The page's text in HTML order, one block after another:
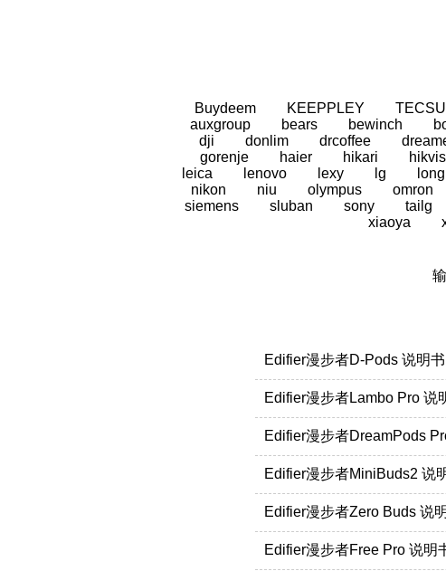
Buydeem KEEPPLEY
auxgroup
bears bewinch
dji
donlim drcoffee
gorenje
haier hikari
leica
lenovo lexy lg
nikon
niu olympus omron
siemens
sluban sony tailg
xiaoya
Edifier漫步者D-Pods 说明书
Edifier漫步者Lambo Pro 说
Edifier漫步者DreamPods
Edifier漫步者MiniBuds2 说
Edifier漫步者Zero Buds 说
Edifier漫步者Free Pro 说明